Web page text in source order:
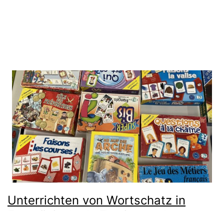
Unterrichten von Wortschatz in